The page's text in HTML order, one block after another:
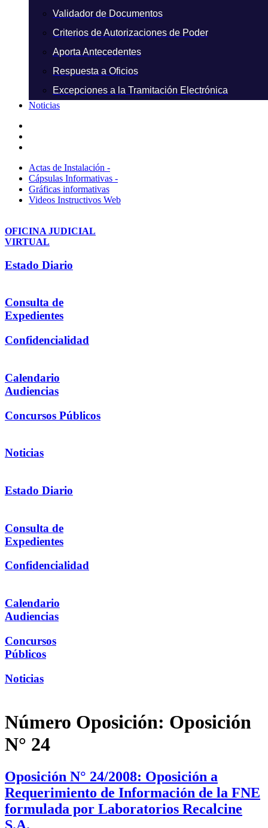
Validador de Documentos
Criterios de Autorizaciones de Poder
Aporta Antecedentes
Respuesta a Oficios
Excepciones a la Tramitación Electrónica
Noticias
Actas de Instalación -
Cápsulas Informativas -
Gráficas informativas
Videos Instructivos Web
OFICINA JUDICIAL
VIRTUAL
Estado Diario
Consulta de
Expedientes
Confidencialidad
Calendario
Audiencias
Concursos Públicos
Noticias
Estado Diario
Consulta de
Expedientes
Confidencialidad
Calendario
Audiencias
Concursos
Públicos
Noticias
Número Oposición: Oposición
N° 24
Oposición N° 24/2008: Oposición a
Requerimiento de Información de la FNE
formulada por Laboratorios Recalcine
S.A.